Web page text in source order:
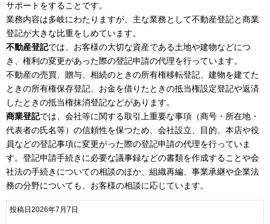
サポートをすることです。
業務内容は多岐にわたりますが、主な業務として不動産登記と商業
登記が大きな比重をしめています。
不動産登記では、お客様の大切な資産である土地や建物などにつ
き、権利の変更があった際の登記申請の代理を行っています。
不動産の売買、贈与、相続のときの所有権移転登記、建物を建てた
ときの所有権保存登記、お金を借りたときの抵当権設定登記や返済
したときの抵当権抹消登記などがあります。
商業登記では、会社等に関する取引上重要な事項（商号・所在地・
代表者の氏名等）の信頼性を保つため、会社設立、目的、本店や役
員などの登記事項に変更がった際の登記申請の代理を行っていま
す。登記申請手続きに必要な議事録などの書類を作成することや会
社法の手続きについての相談のほか、組織再編、事業承継や企業法
務の分野についても、お客様の相談に応じています。
投稿日2026年7月7日